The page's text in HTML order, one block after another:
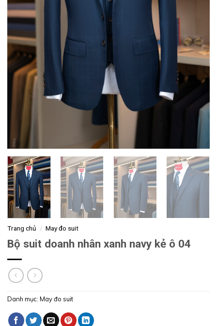
Trang chủ / May đo suit
Bộ suit doanh nhân xanh navy kẻ ô 04
Danh mục: May đo suit